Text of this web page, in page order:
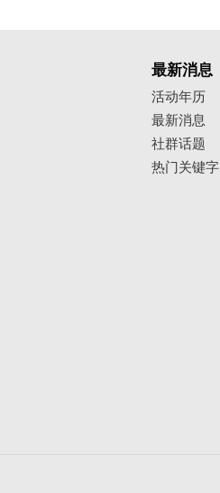
最新消息
活动年历
最新消息
社群话题
热门关键字